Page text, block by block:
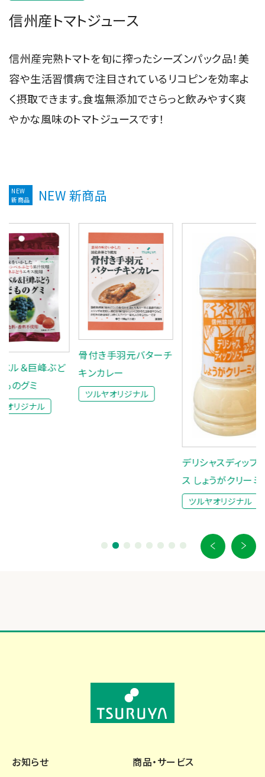
信州産トマトジュース
信州産完熟トマトを旬に搾ったシーズンパック品！美
容や生活習慣病で注目されているリコピンを効率よ
く摂取できます。食塩無添加でさらっと飲みやすく爽
やかな風味のトマトジュースです！
NEW
新商品
NEW 新商品
ど
骨付き手羽元バターチ
キンカレー
ツルヤオリジナル
デリシャスディップソー
ス しょうがクリーミィ
ツルヤオリジナル
ボト
菜な
お知らせ
商品・サービス